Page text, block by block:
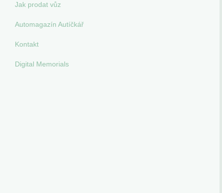
Jak prodat vůz
Automagazín Autíčkář
Kontakt
Digital Memorials